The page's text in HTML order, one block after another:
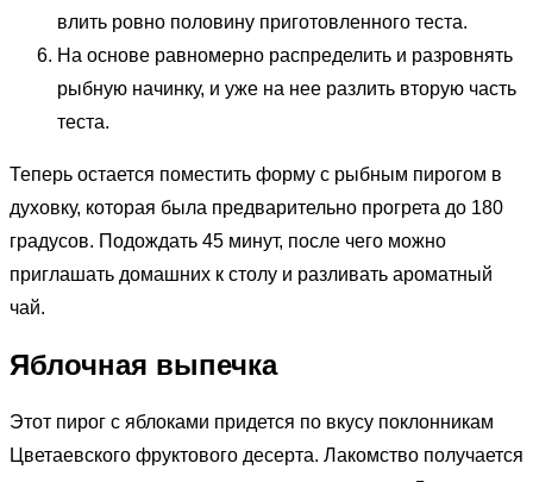
влить ровно половину приготовленного теста.
На основе равномерно распределить и разровнять
рыбную начинку, и уже на нее разлить вторую часть
теста.
Теперь остается поместить форму с рыбным пирогом в
духовку, которая была предварительно прогрета до 180
градусов. Подождать 45 минут, после чего можно
приглашать домашних к столу и разливать ароматный
чай.
Яблочная выпечка
Этот пирог с яблоками придется по вкусу поклонникам
Цветаевского фруктового десерта. Лакомство получается